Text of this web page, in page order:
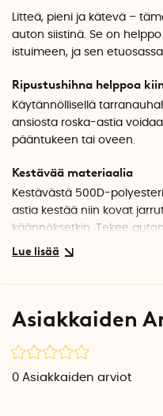
Litteä, pieni ja kätevä –
auton siistinä. Se on
istuimeen, ja sen
Ripustushihna helppoa
Käytännöllisellä
ansiosta roska-astia
pääntukeen tai oveen.
Kestävää materiaalia
Kestävästä 500D-
astia kestää niin kovat
käännöksetkin. Tekee
yksinkertaisesti.
Tilavuus: 2,8 litraa
Pituus: 28 cm
Leveys: 23,5 cm
Voidaan tarvittaessa
Asiakkaiden
0 Asiakkaiden arviot